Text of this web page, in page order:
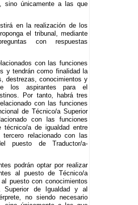
sino únicamente a las que
en la realización de los
el tribunal, mediante
con respuestas
con las funciones
y tendrán como finalidad la
destrezas, conocimientos y
los aspirantes para el
Por tanto, habrá tres
con las funciones
de Técnico/a Superior
con las funciones
a de igualdad entre
relacionado con las
puesto de Traductor/a-
podrán optar por realizar
al puesto de Técnico/a
puesto con conocimientos
Superior de Igualdad y al
no siendo necesario